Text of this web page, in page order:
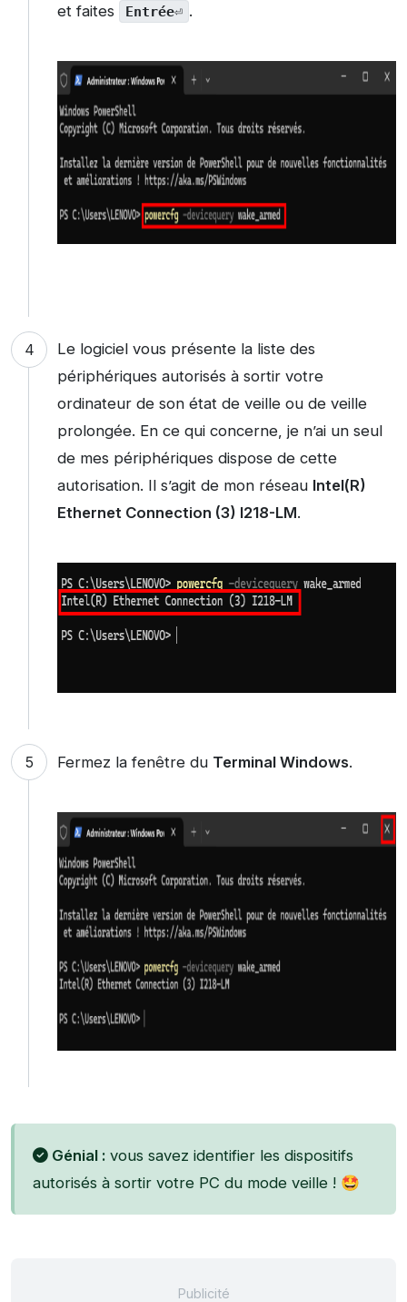
et faites Entrée⏎ .
Le logiciel vous présente la liste des
périphériques autorisés à sortir votre
ordinateur de son état de veille ou de veille
prolongée. En ce qui concerne, je n’ai un seul
de mes périphériques dispose de cette
autorisation. Il s’agit de mon réseau Intel(R)
Ethernet Connection (3) I218-LM.
Fermez la fenêtre du Terminal Windows.
Génial : vous savez identifier les dispositifs
autorisés à sortir votre PC du mode veille ! 🤩